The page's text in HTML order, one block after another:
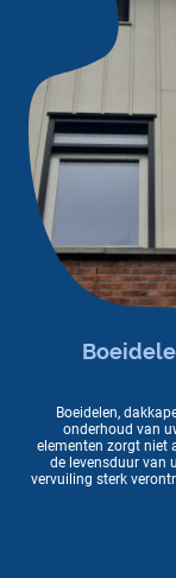
Boeidelen,
onderhoud van
elementen zorgt niet
de levensduur van
vervuiling sterk